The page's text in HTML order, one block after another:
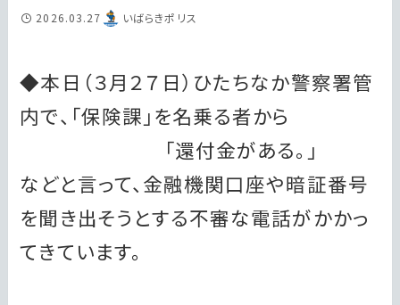
2026.03.27 いばらきポリス
◆本日（３月２７日）ひたちなか警察署管
内で、「保険課」を名乗る者から
「還付金がある。」
などと言って、金融機関口座や暗証番号
を聞き出そうとする不審な電話がかかっ
てきています。